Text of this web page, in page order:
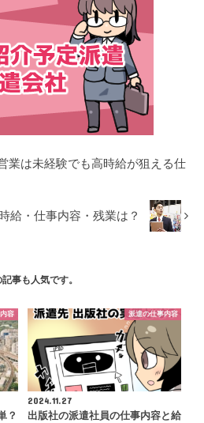
業は未経験でも高時給が狙える仕
給・仕事内容・残業は？
事も人気です。
容
？
派遣の仕事内容
2024.11.27
出版社の派遣社員の仕事内容と給